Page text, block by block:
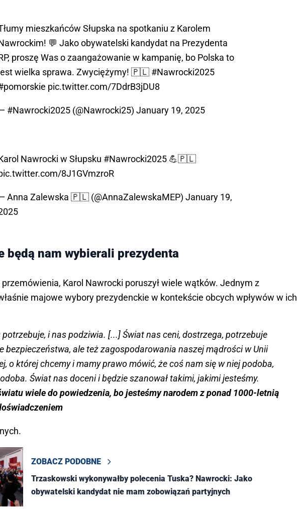
mieszkańców Słupska na spotkaniu z Karolem
💬 Jako obywatelski kandydat na Prezydenta
proszę Was o zaangażowanie w kampanię, bo Polska to
wielka sprawa. Zwyciężymy! 🇵🇱 #Nawrocki2025
pic.twitter.com/7DdrB3jDU8
#Nawrocki2025 (@Nawrocki25) January 19, 2025
Nawrocki w Słupsku #Nawrocki2025 💪🇵🇱
8J1GVmzroR
Anna Zalewska 🇵🇱 (@AnnaZalewskaMEP) January 19,
będą nam wybierali prezydenta
Karol Nawrocki poruszył wiele wątków. Jednym z
majowe wybory prezydenckie w kontekście obcych wpływów w ich
potrzebuje, i nas podziwia. [...] Świat nas ceni, dostrzega, potrzebuje
bezpieczeństwa, ale też zagospodarowania naszej mądrości w Unii
o której chcemy i mamy prawo mówić, że coś nam się w niej podoba,
Świat nas doceni i będzie szanował takimi, jakimi jesteśmy.
wiele do powiedzenia, bo jesteśmy narodem z ponad 1000-letnią
ZOBACZ PODOBNE
Trzaskowski wykonywałby polecenia Tuska? Nawrocki: Jako
obywatelski kandydat nie mam zobowiązań partyjnych